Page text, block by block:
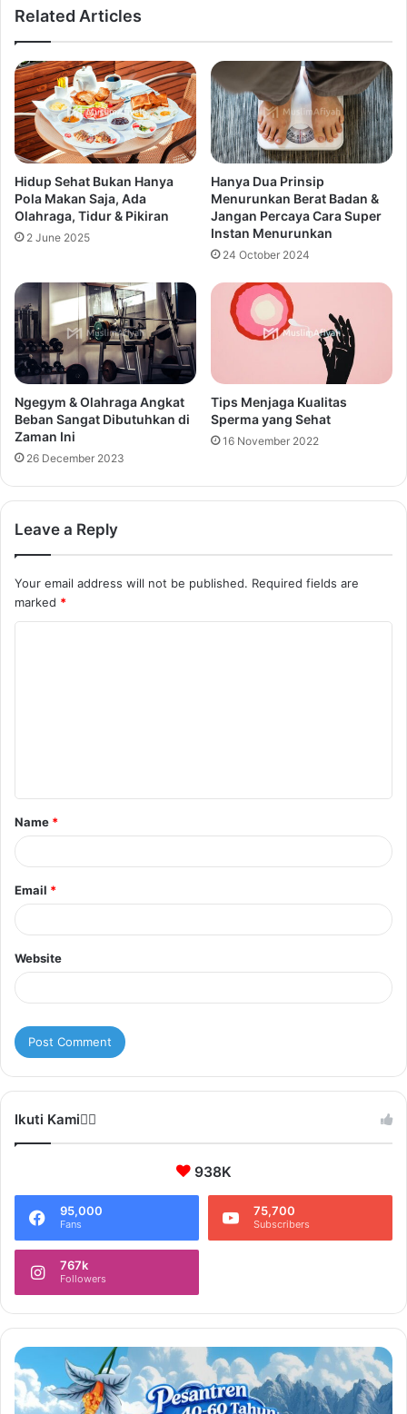
Related Articles
Hidup Sehat Bukan Hanya
Pola Makan Saja, Ada
Olahraga, Tidur & Pikiran
2 June 2025
Hanya Dua Prinsip
Menurunkan Berat Badan &
Jangan Percaya Cara Super
Instan Menurunkan
24 October 2024
Ngegym & Olahraga Angkat
Beban Sangat Dibutuhkan di
Zaman Ini
26 December 2023
Tips Menjaga Kualitas
Sperma yang Sehat
16 November 2022
Leave a Reply
Your email address will not be published. Required fields are
marked *
t
*
Name *
Email *
Website
Ikuti Kami❤️‍🔥
938K
95,000
Fans
75,700
Subscribers
767k
Followers